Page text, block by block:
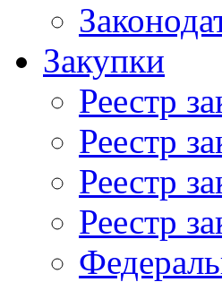
Закупки
Реестр
Реестр
Реестр
Реестр